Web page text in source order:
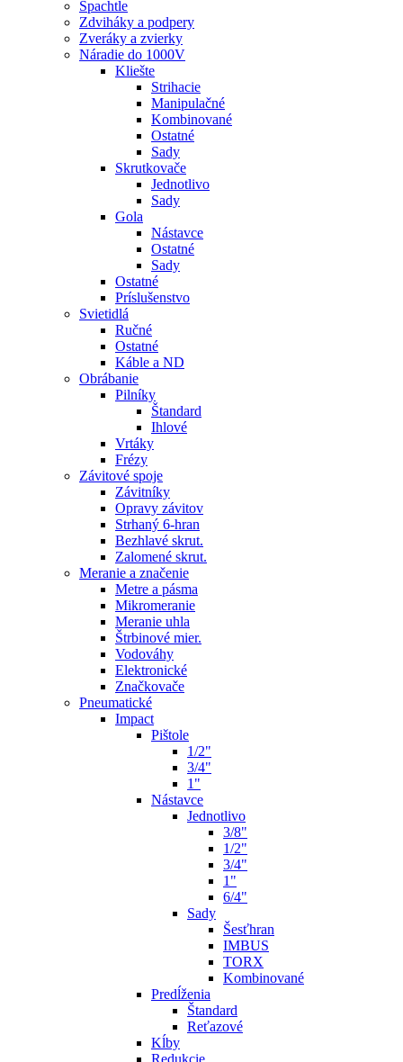
Špachtle
Zdviháky a podpery
Zveráky a zvierky
Náradie do 1000V
Kliešte
Strihacie
Manipulačné
Kombinované
Ostatné
Sady
Skrutkovače
Jednotlivo
Sady
Gola
Nástavce
Ostatné
Sady
Ostatné
Príslušenstvo
Svietidlá
Ručné
Ostatné
Káble a ND
Obrábanie
Pilníky
Štandard
Ihlové
Vrtáky
Frézy
Závitové spoje
Závitníky
Opravy závitov
Strhaný 6-hran
Bezhlavé skrut.
Zalomené skrut.
Meranie a značenie
Metre a pásma
Mikromeranie
Meranie uhla
Štrbinové mier.
Vodováhy
Elektronické
Značkovače
Pneumatické
Impact
Pištole
1/2"
3/4"
1"
Nástavce
Jednotlivo
3/8"
1/2"
3/4"
1"
6/4"
Sady
Šesťhran
IMBUS
TORX
Kombinované
Predĺženia
Štandard
Reťazové
Kĺby
Redukcie